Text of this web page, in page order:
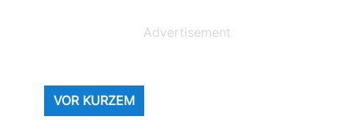
Advertisement
VOR KURZEM